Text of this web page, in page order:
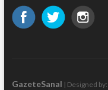
GazeteSanal | Designed by: